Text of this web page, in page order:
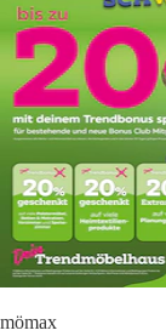
mömax